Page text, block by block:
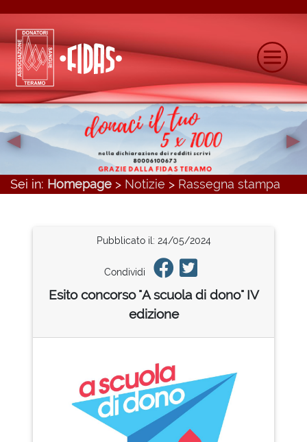
◂Previous ▸
Sei in: Homepage > Notizie > Rassegna stampa
Pubblicato il: 24/05/2024
Condividi
Esito concorso "A scuola di dono" IV
edizione